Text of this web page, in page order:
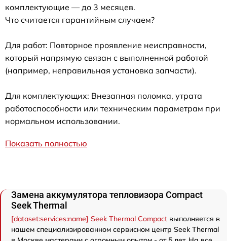
комплектующие — до 3 месяцев.
Что считается гарантийным случаем?
Для работ: Повторное проявление неисправности,
который напрямую связан с выполненной работой
(например, неправильная установка запчасти).
Для комплектующих: Внезапная поломка, утрата
работоспособности или техническим параметрам при
нормальном использовании.
Показать полностью
Замена аккумулятора тепловизора Compact
Seek Thermal
[dataset:services:name] Seek Thermal Compact выполняется в
нашем специализированном сервисном центр Seek Thermal